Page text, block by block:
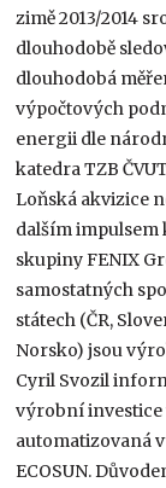
zimě 2013/2014
dlouhodobě
dlouhodobá
výpočtových
energii dle
katedra TZB
Loňská akvizice
dalším impulsem
skupiny FENIX
samostatných
státech (ČR,
Norsko) jsou
Cyril Svozil
výrobní
automatizovaná
ECOSUN.